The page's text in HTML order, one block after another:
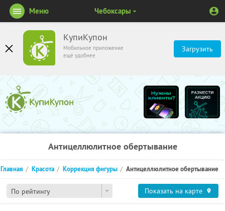
КупиКупон
Мобильное приложение
ещё удобнее
Загрузить
Меню Чебоксары
Антицеллюлитное обертывание
По рейтингу
Главная Красота Коррекция фигуры Антицеллюлитное обертывание
Показать на карте